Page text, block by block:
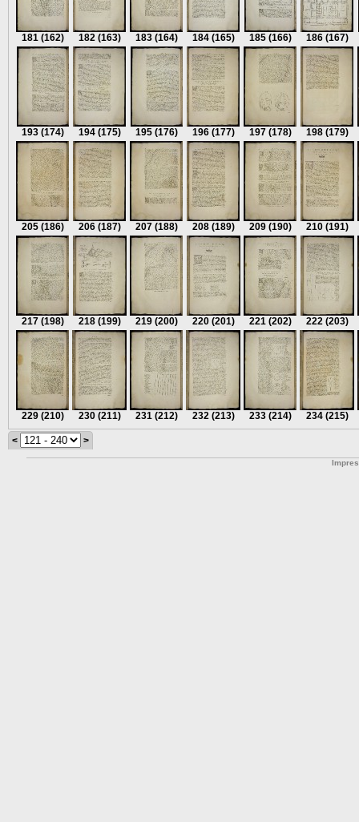
181 (162) 182 (163) 183 (164) 184 (165) 185 (166) 186 (167)
193 (174) 194 (175) 195 (176) 196 (177) 197 (178) 198 (179)
205 (186) 206 (187) 207 (188) 208 (189) 209 (190) 210 (191)
217 (198) 218 (199) 219 (200) 220 (201) 221 (202) 222 (203)
229 (210) 230 (211) 231 (212) 232 (213) 233 (214) 234 (215)
< >